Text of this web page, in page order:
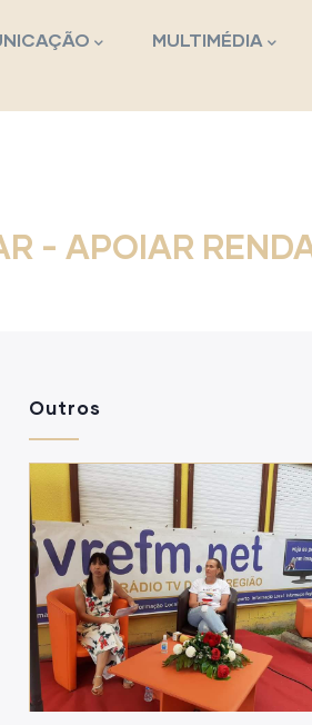
MULTIMÉDIA
- APOIAR
Outros